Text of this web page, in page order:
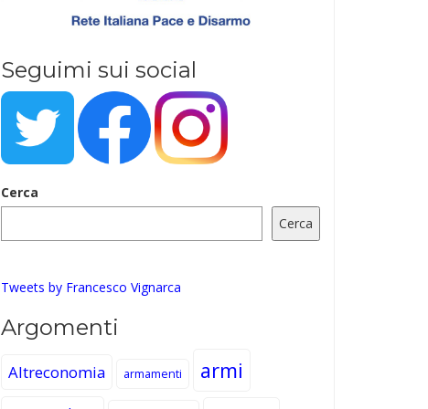
Seguimi sui social
Cerca
Cerca
Tweets by Francesco Vignarca
Argomenti
Altreconomia armamenti armi